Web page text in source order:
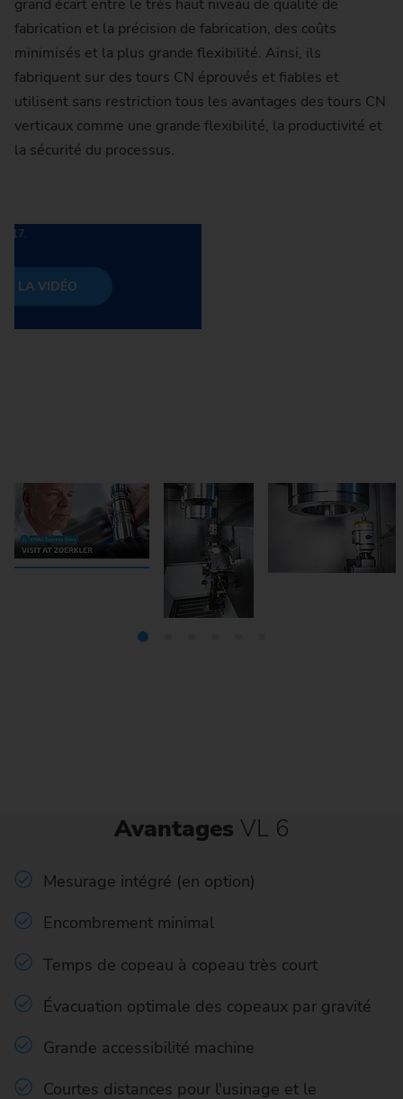
grand écart entre le très haut niveau de qualité de
fabrication et la précision de fabrication, des coûts
minimisés et la plus grande flexibilité. Ainsi, ils
fabriquent sur des tours CN éprouvés et fiables et
utilisent sans restriction tous les avantages des tours CN
verticaux comme une grande flexibilité, la productivité et
la sécurité du processus.
vous acceptez que YouTube charge
(conformément à l'art. 6 (1) (a)
des données personnelles (par
3.17.
LA VIDÉO
Avantages VL 6
Mesurage intégré (en option)
Encombrement minimal
Temps de copeau à copeau très court
Évacuation optimale des copeaux par gravité
Grande accessibilité machine
Courtes distances pour l'usinage et le